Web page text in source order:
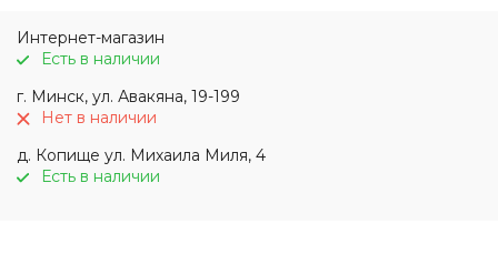
Интернет-магазин
Есть в наличии
г. Минск, ул. Авакяна, 19-199
Нет в наличии
д. Копище ул. Михаила Миля, 4
Есть в наличии